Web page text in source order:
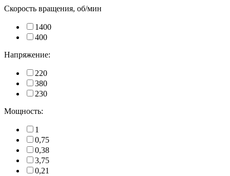
Скорость вращения, об/мин
1400
400
Напряжение:
220
380
230
Мощность:
1
0,75
0,38
3,75
0,21